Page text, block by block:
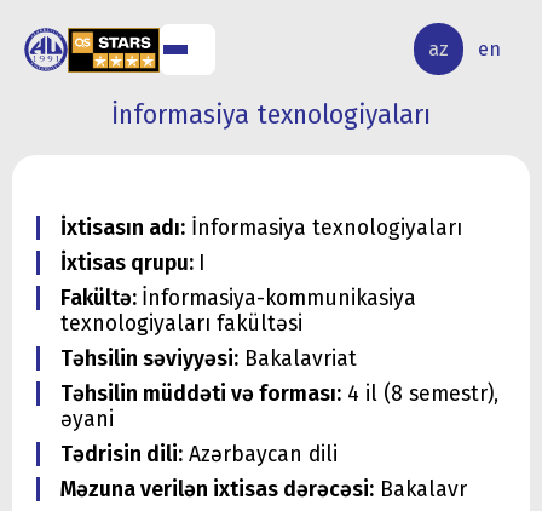
az en
ELMİ
TƏDQİQAT
İnformasiya texnologiyaları
İxtisasın adı: İnformasiya texnologiyaları
İxtisas qrupu:
Fakültə: İnformasiya-kommunikasiya
texnologiyaları fakültəsi
Təhsilin səviyyəsi: Bakalavriat
Təhsilin müddəti və forması: 4 il (8 semestr),
əyani
Tədrisin dili: Azərbaycan dili
Məzuna verilən ixtisas dərəcəsi: Bakalavr